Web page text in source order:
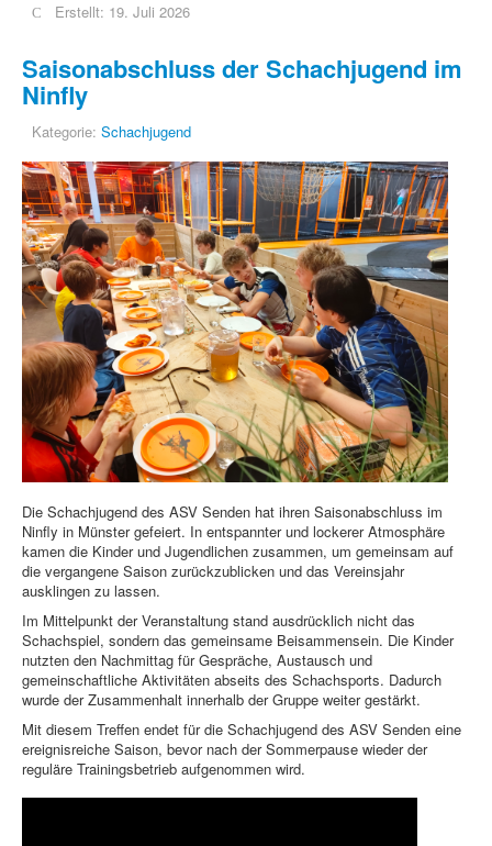
Erstellt: 19. Juli 2026
Saisonabschluss der Schachjugend im
Ninfly
Kategorie: Schachjugend
Die Schachjugend des ASV Senden hat ihren Saisonabschluss im
Ninfly in Münster gefeiert. In entspannter und lockerer Atmosphäre
kamen die Kinder und Jugendlichen zusammen, um gemeinsam auf
die vergangene Saison zurückzublicken und das Vereinsjahr
ausklingen zu lassen.
Im Mittelpunkt der Veranstaltung stand ausdrücklich nicht das
Schachspiel, sondern das gemeinsame Beisammensein. Die Kinder
nutzten den Nachmittag für Gespräche, Austausch und
gemeinschaftliche Aktivitäten abseits des Schachsports. Dadurch
wurde der Zusammenhalt innerhalb der Gruppe weiter gestärkt.
Mit diesem Treffen endet für die Schachjugend des ASV Senden eine
ereignisreiche Saison, bevor nach der Sommerpause wieder der
reguläre Trainingsbetrieb aufgenommen wird.